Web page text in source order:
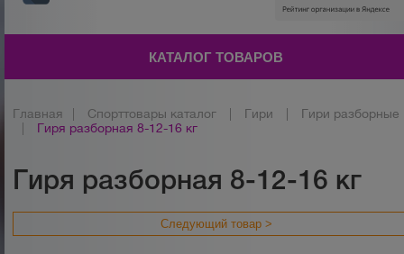
КАТАЛОГ ТОВАРОВ
Главная Спорттовары каталог Гири
Гири разборные
Гиря разборная 8-12-16 кг
Гиря разборная 8-12-16 кг
Следующий товар >